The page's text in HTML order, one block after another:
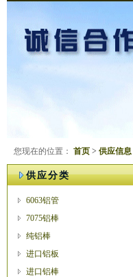
您现在的位置： 首页 > 供应信息
供应分类
6063铝管
7075铝棒
纯铝棒
进口铝板
进口铝棒